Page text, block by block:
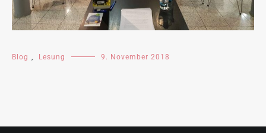
Blog , Lesung 9. November 2018